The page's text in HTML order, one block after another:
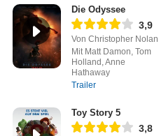
Die Odyssee
3,9
Von Christopher Nolan
Mit Matt Damon, Tom
Holland, Anne
Hathaway
Trailer
Toy Story 5
3,8